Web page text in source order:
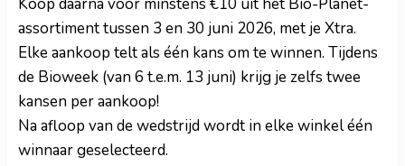
assortiment tussen 3 en 30 juni 2026, met je Xtra.
Elke aankoop telt als één kans om te winnen. Tijdens
de Bioweek (van 6 t.e.m. 13 juni) krijg je zelfs twee
kansen per aankoop!
Na afloop van de wedstrijd wordt in elke winkel één
winnaar geselecteerd.